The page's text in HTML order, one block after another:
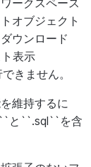
ークスペース
オブジェクト
ウンロード
表示
きません。
維持するに
と``.sql``を含